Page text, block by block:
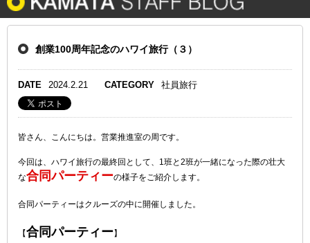
創業100周年記念のハワイ旅行（３）
DATE 2024.2.21 CATEGORY 社員旅行
皆さん、こんにちは。営業推進室の周です。
今回は、ハワイ旅行の最終回として、1班と2班が一緒になった際の壮大
な合同パーティーの様子をご紹介します。
合同パーティーはクルーズの中に開催しました。
【合同パーティー】